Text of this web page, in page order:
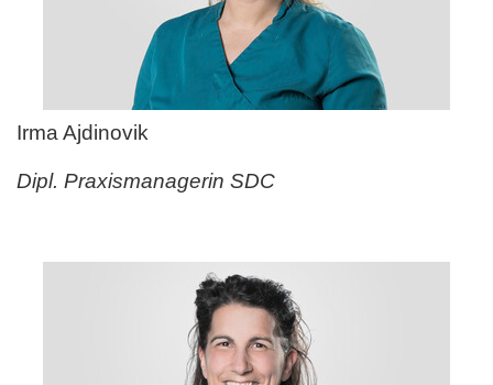
Irma Ajdinovik
Dipl. Praxismanagerin SDC